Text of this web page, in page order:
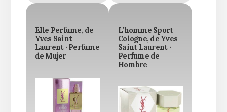
Elle Perfume, de
Yves Saint
Laurent · Perfume
de Mujer
L’homme Sport
Cologne, de Yves
Saint Laurent ·
Perfume de
Hombre